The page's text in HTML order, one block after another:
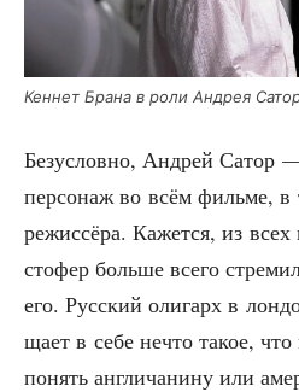
Кен­нет Бра­на в роли Андрея
Без­услов­но, Андрей Сатор
пер­со­наж во всём филь­ме, в
режис­сё­ра. Кажет­ся, из
сто­фер боль­ше все­го
его. Рус­ский оли­гарх в
ща­ет в себе нечто такое,
понять англи­ча­ни­ну или